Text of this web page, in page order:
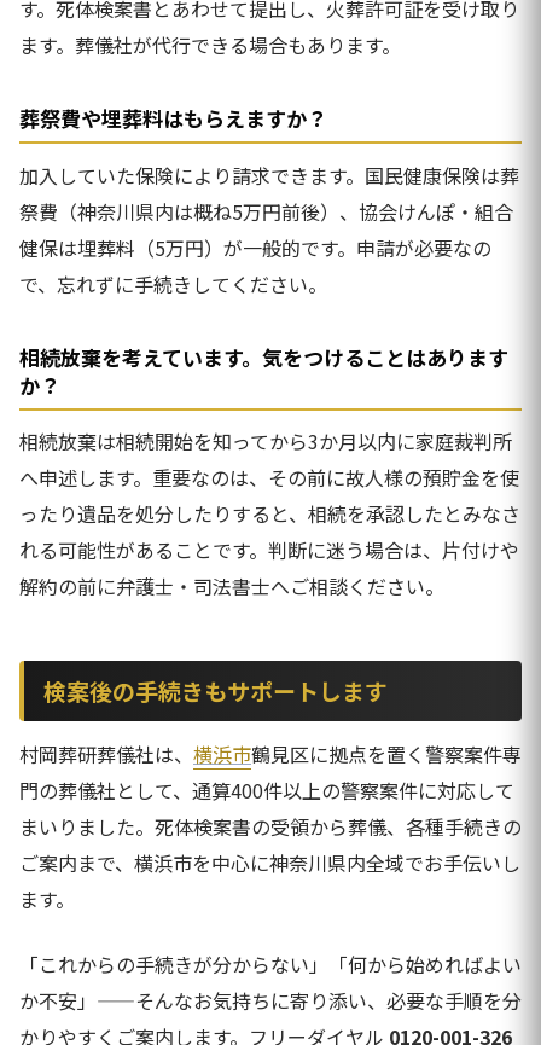
す。死体検案書とあわせて提出し、火葬許可証を受け取り
ます。葬儀社が代行できる場合もあります。
葬祭費や埋葬料はもらえますか？
加入していた保険により請求できます。国民健康保険は葬
祭費（神奈川県内は概ね5万円前後）、協会けんぽ・組合
健保は埋葬料（5万円）が一般的です。申請が必要なの
で、忘れずに手続きしてください。
相続放棄を考えています。気をつけることはあります
か？
相続放棄は相続開始を知ってから3か月以内に家庭裁判所
へ申述します。重要なのは、その前に故人様の預貯金を使
ったり遺品を処分したりすると、相続を承認したとみなさ
れる可能性があることです。判断に迷う場合は、片付けや
解約の前に弁護士・司法書士へご相談ください。
検案後の手続きもサポートします
村岡葬研葬儀社は、 横浜市鶴見区に拠点を置く警察案件専
門の葬儀社として、通算400件以上の警察案件に対応して
まいりました。死体検案書の受領から葬儀、各種手続きの
ご案内まで、横浜市を中心に神奈川県内全域でお手伝いし
ます。
「これからの手続きが分からない」「何から始めればよい
か不安」——そんなお気持ちに寄り添い、必要な手順を分
かりやすくご案内します。フリーダイヤル 0120-001-326